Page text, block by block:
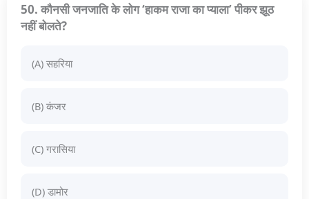
50. कौनसी जनजाति के लोग ‘हाकम राजा का प्याला’ पीकर झूठ
नहीं बोलते?
(A) सहरिया
(B) कंजर
(C) गरासिया
(D) डामोर